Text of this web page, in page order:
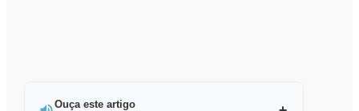
Ouça este artigo